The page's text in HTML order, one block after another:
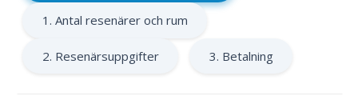
1. Antal resenärer och rum
2. Resenärsuppgifter 3. Betalning